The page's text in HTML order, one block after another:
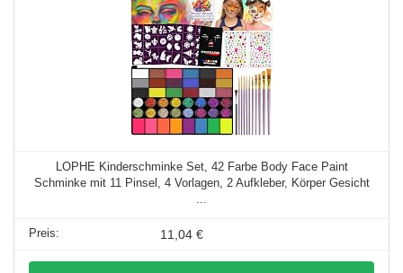
LOPHE Kinderschminke Set, 42 Farbe Body Face Paint
Schminke mit 11 Pinsel, 4 Vorlagen, 2 Aufkleber, Körper Gesicht
11,04 €